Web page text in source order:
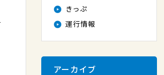
きっぷ
運行情報
アーカイブ